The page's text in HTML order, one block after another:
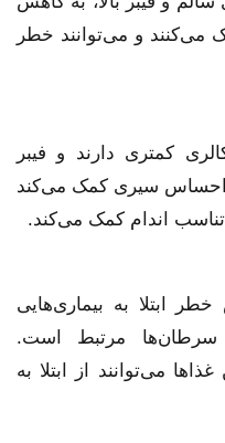
و می‌توانند خطر
کمتری دارند و فیبر
احساس سیری کمک می‌کند
اندام کمک می‌کند.
ابتلا به بیماری‌هایی
۲ و بعضی سرطان‌ها مرتبط است.
می‌توانند از ابتلا به